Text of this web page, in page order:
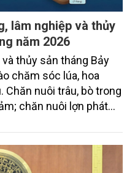
lâm nghiệp và thủy
năm 2026
thủy sản tháng Bảy
chăm sóc lúa, hoa
Chăn nuôi trâu, bò trong
chăn nuôi lợn phát
mới và sản lượng